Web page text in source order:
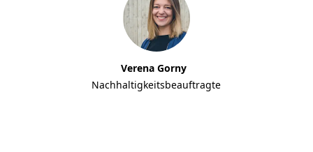
Verena Gorny
Nachhaltigkeitsbeauftragte